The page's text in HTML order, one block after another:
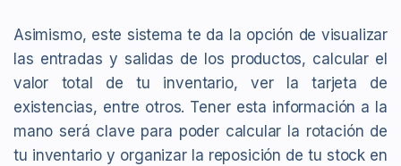
Asimismo, este sistema te da la opción de visualizar
las entradas y salidas de los productos, calcular el
valor total de tu inventario, ver la tarjeta de
existencias, entre otros. Tener esta información a la
mano será clave para poder calcular la rotación de
tu inventario y organizar la reposición de tu stock en